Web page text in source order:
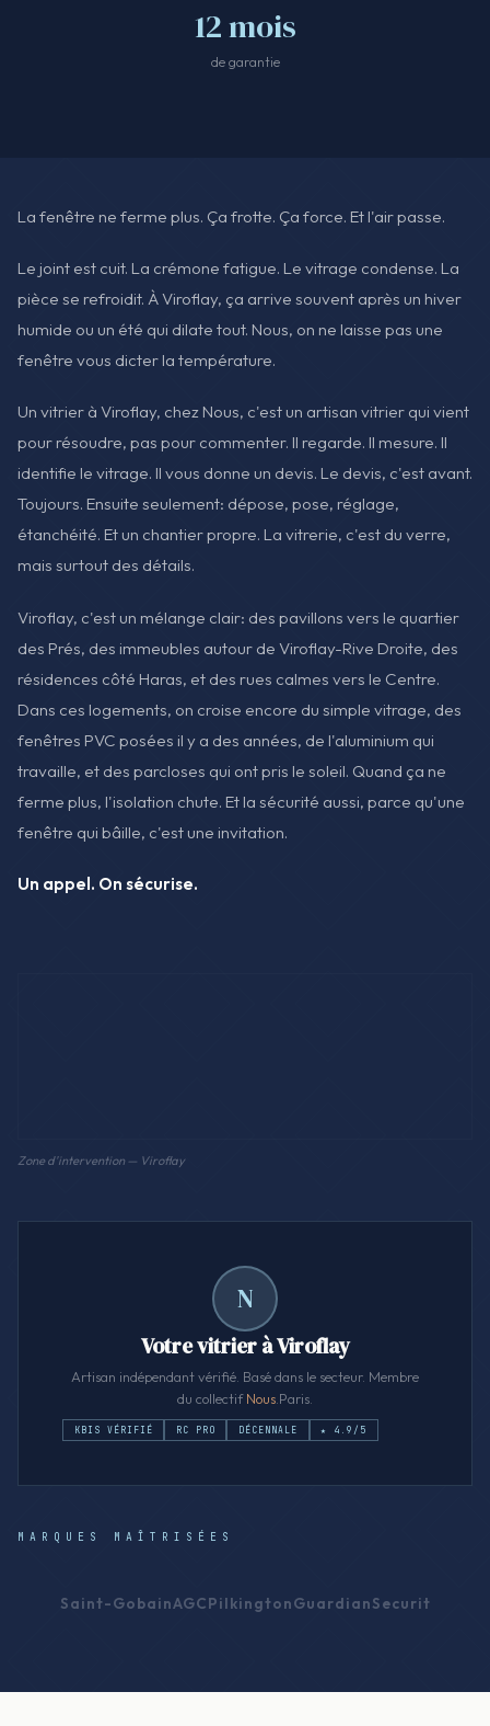
12 mois
de garantie
La fenêtre ne ferme plus. Ça frotte. Ça force. Et l'air passe.
Le joint est cuit. La crémone fatigue. Le vitrage condense. La
pièce se refroidit. À Viroflay, ça arrive souvent après un hiver
humide ou un été qui dilate tout. Nous, on ne laisse pas une
fenêtre vous dicter la température.
Un vitrier à Viroflay, chez Nous, c'est un artisan vitrier qui vient
pour résoudre, pas pour commenter. Il regarde. Il mesure. Il
identifie le vitrage. Il vous donne un devis. Le devis, c'est avant.
Toujours. Ensuite seulement: dépose, pose, réglage,
étanchéité. Et un chantier propre. La vitrerie, c'est du verre,
mais surtout des détails.
Viroflay, c'est un mélange clair: des pavillons vers le quartier
des Prés, des immeubles autour de Viroflay-Rive Droite, des
résidences côté Haras, et des rues calmes vers le Centre.
Dans ces logements, on croise encore du simple vitrage, des
fenêtres PVC posées il y a des années, de l'aluminium qui
travaille, et des parcloses qui ont pris le soleil. Quand ça ne
ferme plus, l'isolation chute. Et la sécurité aussi, parce qu'une
fenêtre qui bâille, c'est une invitation.
Un appel. On sécurise.
Zone d'intervention — Viroflay
N
Votre vitrier à Viroflay
Artisan indépendant vérifié. Basé dans le secteur. Membre
du collectifNous .Paris.
KBIS VÉRIFIÉ RC PRO DÉCENNALE ★ 4.9/5
MARQUES MAÎTRISÉES
Saint-GobainAGCPilkingtonGuardianSecurit